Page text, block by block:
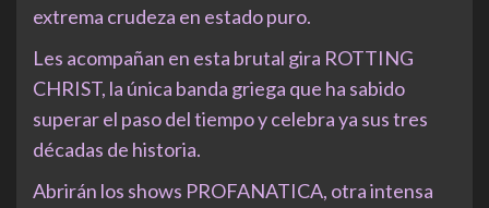
extrema crudeza en estado puro.
Les acompañan en esta brutal gira ROTTING
CHRIST, la única banda griega que ha sabido
superar el paso del tiempo y celebra ya sus tres
décadas de historia.
Abrirán los shows PROFANATICA, otra intensa